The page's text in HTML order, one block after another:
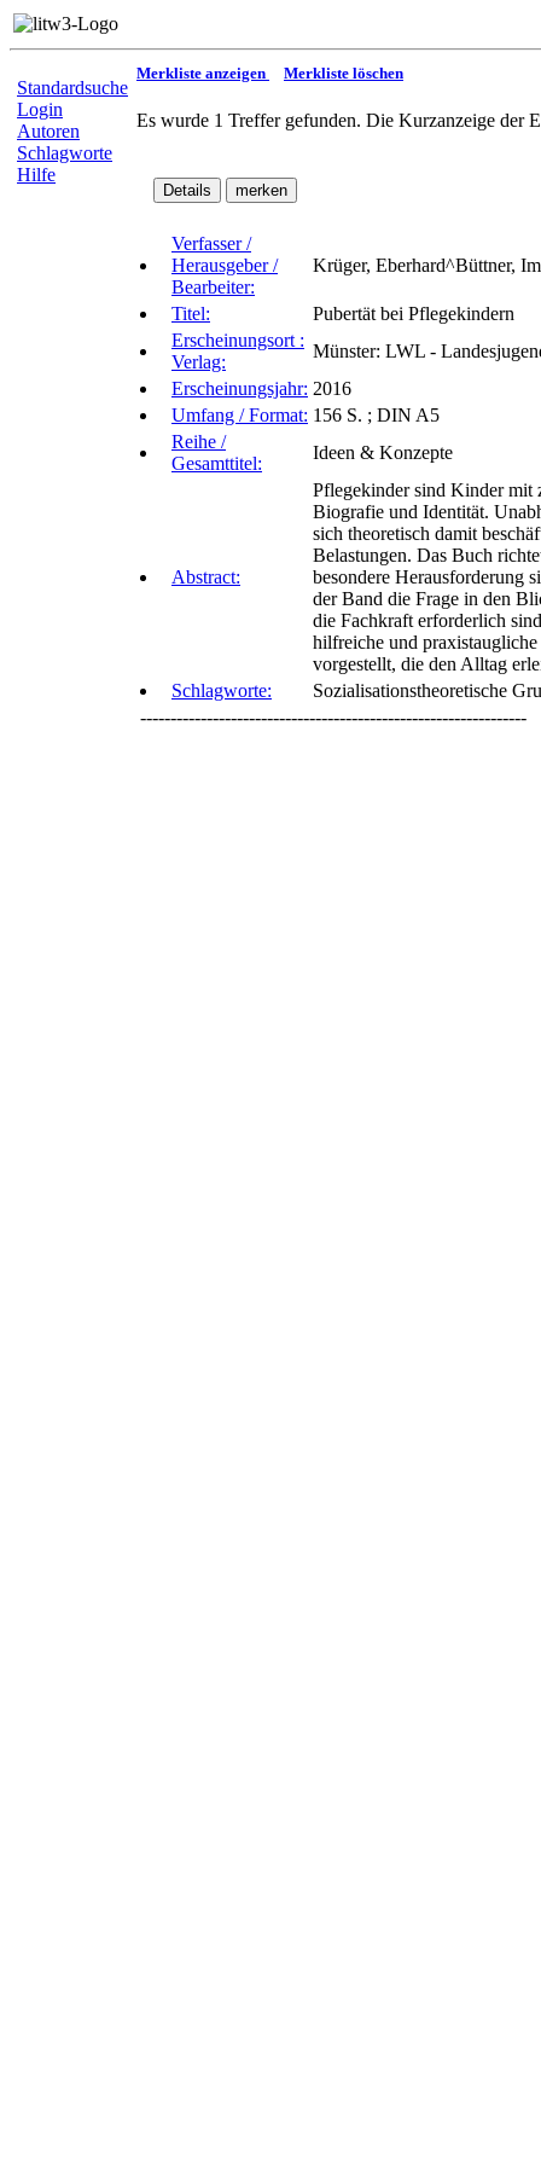
Standardsuche
Login
Autoren
Schlagworte
Hilfe
Merkliste anzeigen Merkliste löschen
Es wurde 1 Treffer gefunden. Die Kurzanzeige der
Verfasser /
Herausgeber /
Bearbeiter:
Krüger, Eberhard^Büttner,
Titel:
Pubertät bei Pflegekindern
Erscheinungsort :
Verlag:
Münster: LWL -
Erscheinungsjahr: 2016
Umfang / Format: 156 S. ; DIN A5
Reihe /
Gesamttitel:
Ideen & Konzepte
Abstract:
Pflegekinder sind Kinder mit
Biografie und Identität.
sich theoretisch damit
Belastungen. Das Buch
besondere Herausforderung
der Band die Frage in den
die Fachkraft erforderlich
hilfreiche und
vorgestellt, die den Alltag
Schlagworte:
Sozialisationstheoretische
----------------------------------------------------------------